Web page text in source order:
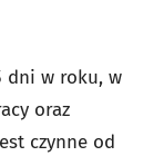
dni w roku, w
oraz
czynne od